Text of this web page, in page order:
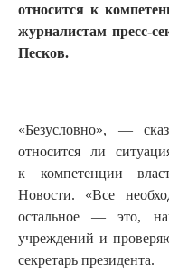
относится к
журналистам пресс-
Песков.
«Безусловно», —
относится ли
к компетенции
Новости. «Все
остальное — это,
учреждений и
секретарь президента.